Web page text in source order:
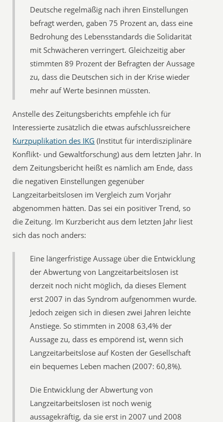
Deutsche regelmäßig nach ihren Einstellungen
befragt werden, gaben 75 Prozent an, dass eine
Bedrohung des Lebensstandards die Solidarität
mit Schwächeren verringert. Gleichzeitig aber
stimmten 89 Prozent der Befragten der Aussage
zu, dass die Deutschen sich in der Krise wieder
mehr auf Werte besinnen müssten.
Anstelle des Zeitungsberichts empfehle ich für
Interessierte zusätzlich die etwas aufschlussreichere
Kurzpuplikation des IKG (Institut für interdisziplinäre
Konflikt- und Gewaltforschung) aus dem letzten Jahr. In
dem Zeitungsbericht heißt es nämlich am Ende, dass
die negativen Einstellungen gegenüber
Langzeitarbeitslosen im Vergleich zum Vorjahr
abgenommen hätten. Das sei ein positiver Trend, so
die Zeitung. Im Kurzbericht aus dem letzten Jahr liest
sich das noch anders:
Eine längerfristige Aussage über die Entwicklung
der Abwertung von Langzeitarbeitslosen ist
derzeit noch nicht möglich, da dieses Element
erst 2007 in das Syndrom aufgenommen wurde.
Jedoch zeigen sich in diesen zwei Jahren leichte
Anstiege. So stimmten in 2008 63,4% der
Aussage zu, dass es empörend ist, wenn sich
Langzeitarbeitslose auf Kosten der Gesellschaft
ein bequemes Leben machen (2007: 60,8%).
Die Entwicklung der Abwertung von
Langzeitarbeitslosen ist noch wenig
aussagekräftig, da sie erst in 2007 und 2008